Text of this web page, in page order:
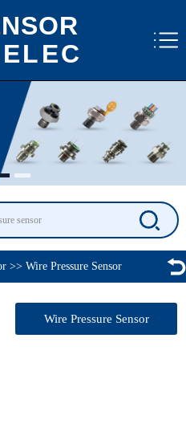
>> Wire Pressure Sensor
Wire Pressure Sensor